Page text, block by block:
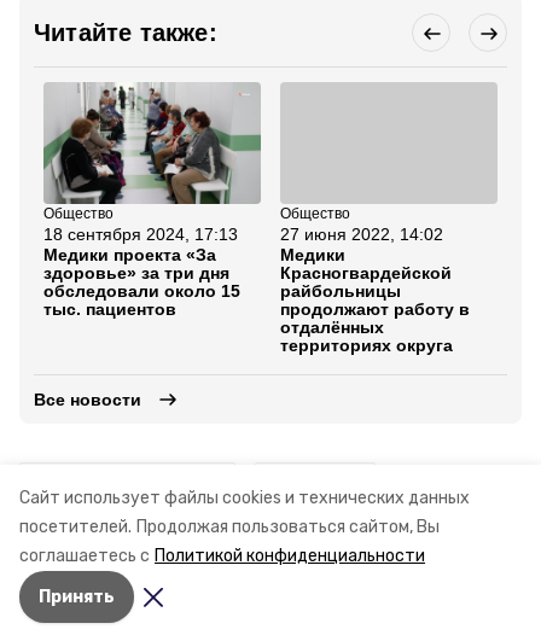
Сайт использует файлы cookies и технических данных
посетителей. Продолжая пользоваться сайтом, Вы
соглашаетесь с Политикой конфиденциальности
Принять
Читайте также:
Общество
18 сентября 2024, 17:13
Медики проекта «За
здоровье» за три дня
обследовали около 15
тыс. пациентов
Общество
27 июня 2022, 14:02
Медики
Красногвардейской
райбольницы
продолжают работу в
отдалённых
территориях округа
Все новости
туберкулез
Авторы: Кристина Кузёма